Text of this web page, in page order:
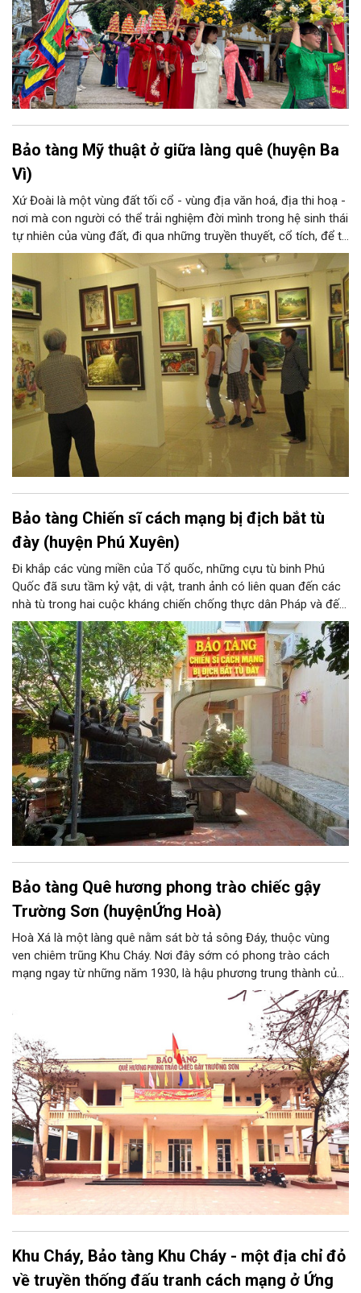
Bảo tàng Mỹ thuật ở giữa làng quê (huyện Ba
Vì)
Xứ Đoài là một vùng đất tối cổ - vùng địa văn hoá, địa thi hoạ -
nơi mà con người có thể trải nghiệm đời mình trong hệ sinh thái
tự nhiên của vùng đất, đi qua những truyền thuyết, cổ tích, để từ
đó tạo nên tâm tính, giọng nói đặc trưng của con người xứ
Đoài. Nắng và gió, núi và sông xứ Đoài đã gợi cảm hứng sáng
tác cho một Tản Đà, một Quang Dũng và nhiều thi nhân, hoạ sĩ:
từ Tô Ngọc Vân, Nguyễn Gia Trí đến Sĩ Tốt, Nguyễn Tiến Chung,
Nguyễn Tư Nghiêm, Nguyễn Sáng... và những thế hệ văn nghệ sĩ
sau này, ở họ đều có những sáng tác xuất sắc về xứ Đoài.
Bảo tàng Chiến sĩ cách mạng bị địch bắt tù
đày (huyện Phú Xuyên)
Đi khắp các vùng miền của Tổ quốc, những cựu tù binh Phú
Quốc đã sưu tầm kỷ vật, di vật, tranh ảnh có liên quan đến các
nhà tù trong hai cuộc kháng chiến chống thực dân Pháp và đế
quốc Mỹ xâm lược mà đồng đội và các ông đã trải qua. Hơn 20
năm kiếm tìm và góp nhặt, Bảo tàng Chiến sĩ cách mạng bị
địch bắt tù đày, do chính những người cựu tù năm xưa thành lập
là những minh chứng chân thực về một thời oanh liệt và hào
hùng của dân tộc.
Bảo tàng Quê hương phong trào chiếc gậy
Trường Sơn (huyệnỨng Hoà)
Hoà Xá là một làng quê nằm sát bờ tả sông Đáy, thuộc vùng
ven chiêm trũng Khu Cháy. Nơi đây sớm có phong trào cách
mạng ngay từ những năm 1930, là hậu phương trung thành của
cuộc kháng chiến chống Pháp. Trong công cuộc kháng chiến
chống Mỹ cứu nước, Hòa Xá được xem là quê hương của
phong trào động viên thanh niên lên đường “xẻ dọc Trường Sơn
đi cứu nước” và câu chuyện huyền thoại “chiếc gậy Trường
Sơn”.
Khu Cháy, Bảo tàng Khu Cháy - một địa chỉ đỏ
về truyền thống đấu tranh cách mạng ở Ứng